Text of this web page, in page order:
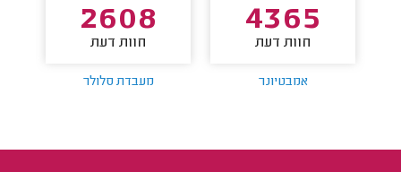
4365
חוות דעת
אמבטיונר
2608
חוות דעת
מעבדת סלולר